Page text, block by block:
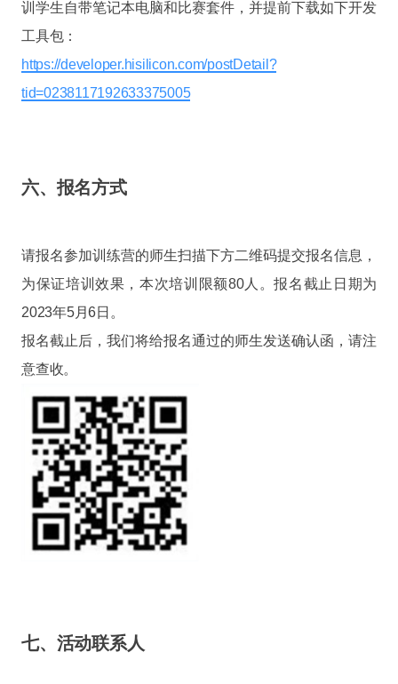
训学生自带笔记本电脑和比赛套件，并提前下载如下开发
工具包：
https://developer.hisilicon.com/postDetail?
tid=0238117192633375005
六、报名方式
请报名参加训练营的师生扫描下方二维码提交报名信息，
为保证培训效果，本次培训限额80人。报名截止日期为
2023年5月6日。
报名截止后，我们将给报名通过的师生发送确认函，请注
意查收。
七、活动联系人